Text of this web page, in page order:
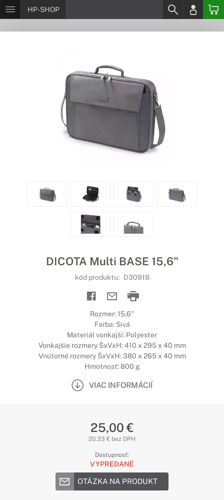
HP-SHOP
DICOTA Multi BASE 15,6"
kód produktu: D30918
Rozmer: 15,6"
Farba: Sivá
Materiál vonkajší: Polyester
Vonkajšie rozmery ŠxVxH: 410 x 295 x 40 mm
Vnútorné rozmery ŠxVxH: 380 x 265 x 40 mm
Hmotnosť: 800 g
VIAC INFORMÁCIÍ
25,00 €
20,33 € bez DPH
Dostupnosť:
VYPREDANÉ
OTÁZKA NA PRODUKT